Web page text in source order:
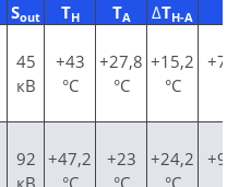
Sout TH TA ΔTH-A
45
кВ
+43
°C
+27,8
°C
+15,2
°C
92 +47,2
+23
+24,2